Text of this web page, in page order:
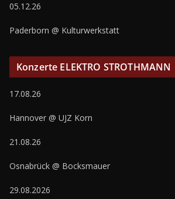
05.12.26
Paderborn @ Kulturwerkstatt
Konzerte ELEKTRO STROTHMANN
17.08.26
Hannover @ UJZ Korn
21.08.26
Osnabrück @ Bocksmauer
29.08.2026